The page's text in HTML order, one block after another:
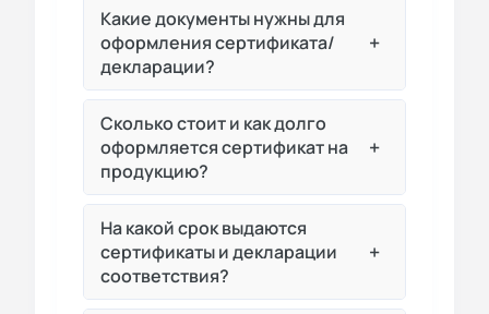
Какие документы нужны для
оформления сертификата/
декларации?
+
Сколько стоит и как долго
оформляется сертификат на
продукцию?
+
На какой срок выдаются
сертификаты и декларации
соответствия?
+